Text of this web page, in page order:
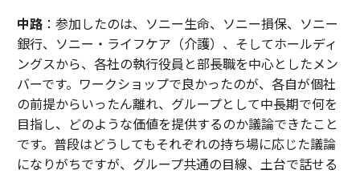
中路：参加したのは、ソニー生命、ソニー損保、ソニー
銀行、ソニー・ライフケア（介護）、そしてホールディ
ングスから、各社の執行役員と部長職を中心としたメン
バーです。ワークショップで良かったのが、各自が個社
の前提からいったん離れ、グループとして中長期で何を
目指し、どのような価値を提供するのか議論できたこと
です。普段はどうしてもそれぞれの持ち場に応じた議論
になりがちですが、グループ共通の目線、土台で話せる